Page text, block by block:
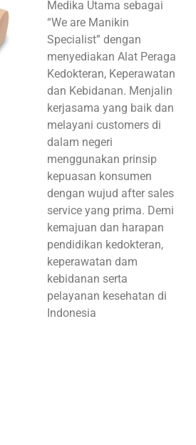
Medika Utama sebagai
“We are Manikin
Specialist” dengan
menyediakan Alat Peraga
Kedokteran, Keperawatan
dan Kebidanan. Menjalin
kerjasama yang baik dan
melayani customers di
dalam negeri
menggunakan prinsip
kepuasan konsumen
dengan wujud after sales
service yang prima. Demi
kemajuan dan harapan
pendidikan kedokteran,
keperawatan dam
kebidanan serta
pelayanan kesehatan di
Indonesia